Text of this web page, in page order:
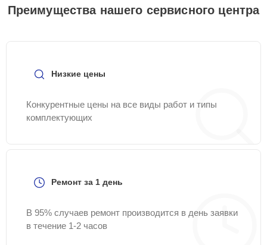
Преимущества нашего сервисного центра
Низкие цены
Конкурентные цены на все виды работ и типы
комплектующих
Ремонт за 1 день
В 95% случаев ремонт производится в день заявки
в течение 1-2 часов